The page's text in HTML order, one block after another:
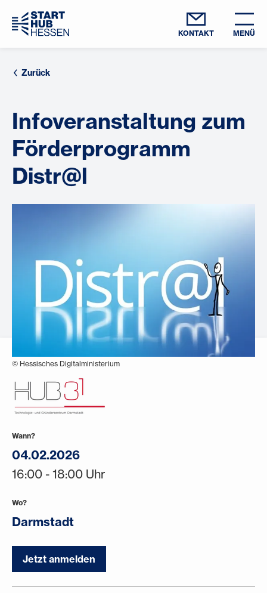
KONTAKT MENÜ
Zurück
Infoveranstaltung zum
Förderprogramm
Distr@l
© Hessisches Digitalministerium
Wann?
04.02.2026
16:00 - 18:00 Uhr
Wo?
Darmstadt
Jetzt anmelden